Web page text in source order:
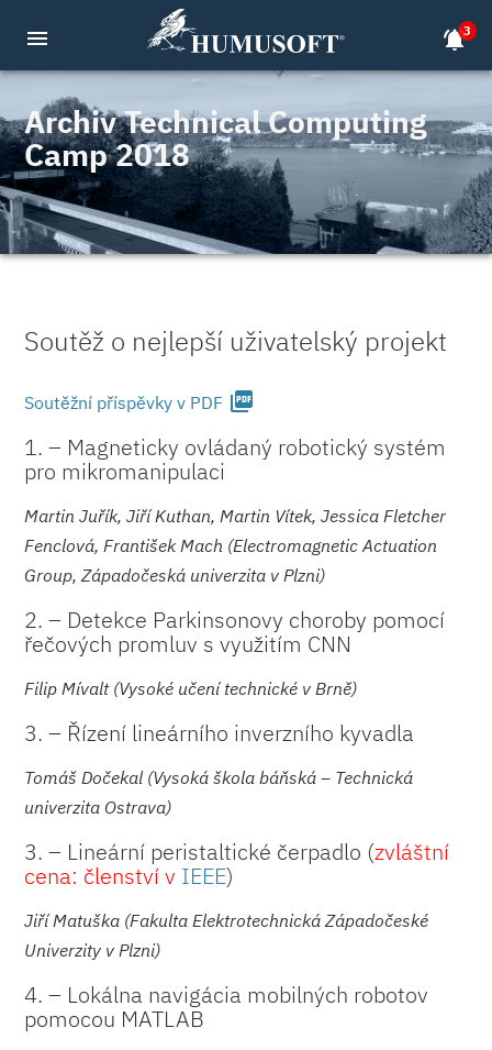
menu notifications_active3
Archiv Technical Computing
Camp 2018
Soutěž o nejlepší uživatelský projekt
Soutěžní příspěvky v PDF picture_as_pdf
1. – Magneticky ovládaný robotický systém
pro mikromanipulaci
Martin Juřík, Jiří Kuthan, Martin Vítek, Jessica Fletcher
Fenclová, František Mach (Electromagnetic Actuation
Group, Západočeská univerzita v Plzni)
2. – Detekce Parkinsonovy choroby pomocí
řečových promluv s využitím CNN
Filip Mívalt (Vysoké učení technické v Brně)
3. – Řízení lineárního inverzního kyvadla
Tomáš Dočekal (Vysoká škola báňská – Technická
univerzita Ostrava)
3. – Lineární peristaltické čerpadlo (zvláštní
cena: členství v IEEE)
Jiří Matuška (Fakulta Elektrotechnická Západočeské
Univerzity v Plzni)
4. – Lokálna navigácia mobilných robotov
pomocou MATLAB